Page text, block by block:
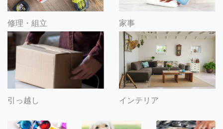
修理・組立 家事
引っ越し インテリア